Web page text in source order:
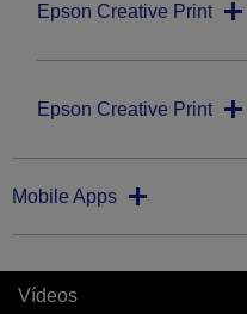
Epson Creative Print
Epson Creative Print
Mobile Apps
Vídeos